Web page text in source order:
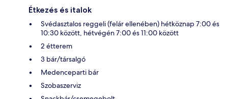
Étkezés és italok
Svédasztalos reggeli (felár ellenében) hétköznap 7:00 és
10:30 között, hétvégén 7:00 és 11:00 között
2 étterem
3 bár/társalgó
Medenceparti bár
Szobaszerviz